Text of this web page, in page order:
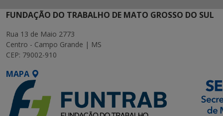
FUNDAÇÃO DO TRABALHO DE MATO GROSSO DO SUL
Rua 13 de Maio 2773
Centro - Campo Grande | MS
CEP: 79002-910
MAPA